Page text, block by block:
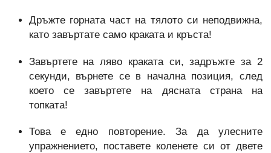
Дръжте горната част на тялото си неподвижна,
като завъртате само краката и кръста!
Завъртете на ляво краката си, задръжте за 2
секунди, върнете се в начална позиция, след
което се завъртете на дясната страна на
топката!
Това е едно повторение. За да улесните
упражнението, поставете коленете си от двете